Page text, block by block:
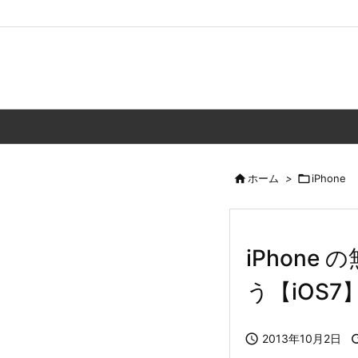
ホーム > iPhone
iPhone の
う【iOS7】
 2013年10月2日